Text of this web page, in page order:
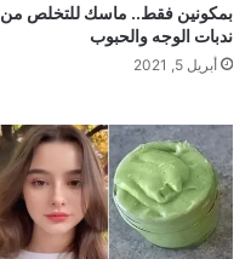
بمكونين فقط.. ماسك للتخلص من
ندبات الوجه والحبوب
أبريل 5, 2021